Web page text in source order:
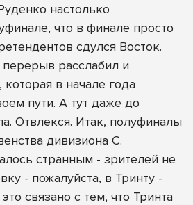
настолько
что в финале просто
сдулся Восток.
расслабил и
в начале года
пути. А тут даже до
Отвлекся. Итак, полуфиналы
дивизиона С.
странным - зрителей не
- пожалуйста, в Тринту -
связано с тем, что Тринта